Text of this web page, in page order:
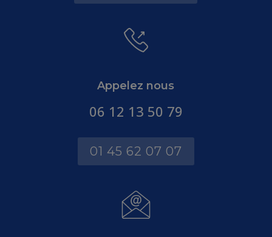
Appelez nous
06 12 13 50 79
01 45 62 07 07